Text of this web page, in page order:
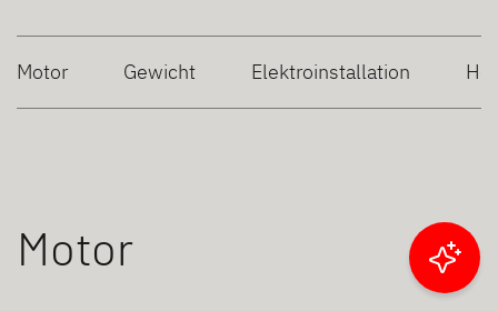
Motor Gewicht Elektroinstallation
Motor